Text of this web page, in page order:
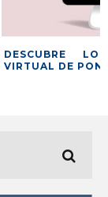
DESCUBRE
VIRTUAL DE